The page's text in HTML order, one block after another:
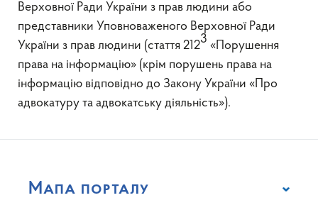
Верховної Ради України з прав людини або
представники Уповноваженого Верховної Ради
України з прав людини (стаття 2123 «Порушення
права на інформацію» (крім порушень права на
інформацію відповідно до Закону України «Про
адвокатуру та адвокатську діяльність»).
Мапа порталу